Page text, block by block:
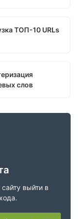
ТОП-10 URLs
слов
выйти в